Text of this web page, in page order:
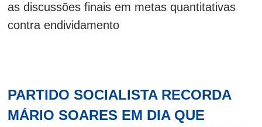
as discussões finais em metas quantitativas
contra endividamento
PARTIDO SOCIALISTA RECORDA
MÁRIO SOARES EM DIA QUE